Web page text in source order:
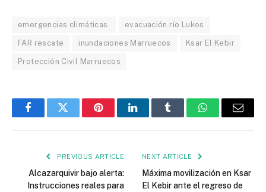
emergencias climáticas. evacuación río Lukos
FAR rescate inundaciones Marruecos Ksar El Kebir
Protección Civil Marruecos
FacebookTwitter PinterestLinkedInTumblr WhatsAppEmail
PREVIOUS ARTICLE
Alcazarquivir bajo alerta:
Instrucciones reales para
NEXT ARTICLE
Máxima movilización en Ksar
El Kebir ante el regreso de